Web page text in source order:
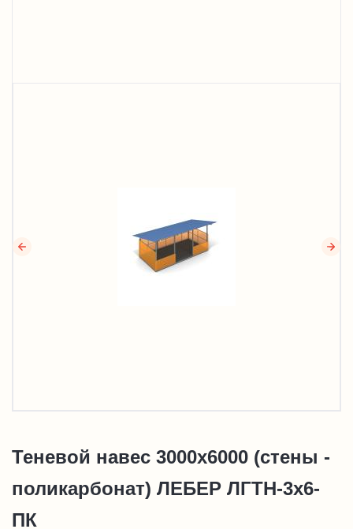
Теневой навес 3000х6000 (стены -
поликарбонат) ЛЕБЕР ЛГТН-3х6-
ПК